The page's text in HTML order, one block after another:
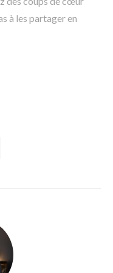
à les partager en